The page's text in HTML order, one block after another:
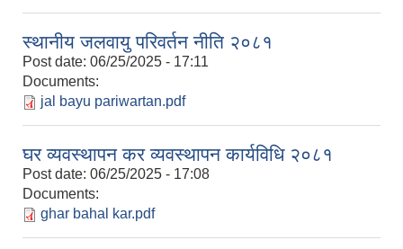
स्थानीय जलवायु परिवर्तन नीति २०८१
Post date: 06/25/2025 - 17:11
Documents:
jal bayu pariwartan.pdf
घर व्यवस्थापन कर व्यवस्थापन कार्यविधि २०८१
Post date: 06/25/2025 - 17:08
Documents:
ghar bahal kar.pdf